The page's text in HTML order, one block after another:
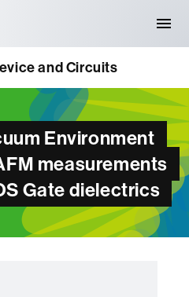
and Circuits
Environment
measurements
Gate dielectrics